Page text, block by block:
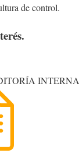
de control.
INTERNA